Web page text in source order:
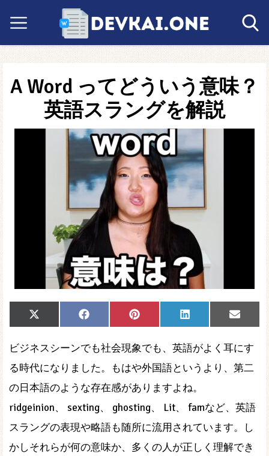
A Word ってどういう意味？
英語スラングを解説
Share
on
X
(Twitter)
Share
on
Facebook
Share
on
Pinterest
Share
on
LinkedIn
Share
on
Email
ビジネスシーンでも社会現象でも、英語がよく耳にす
る時代になりました。もはや外国語というより、第二
の日本語のような存在感がありますよね。
ridgeinion、 sexting、 ghosting、 Lit、 famなど、英語
スラングの表現や略語も随所に流用されています。し
かしそれらが何の意味か、多くの人が正しく理解でき